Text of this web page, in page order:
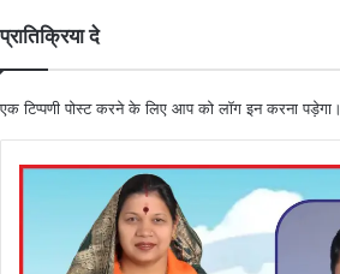
प्रातिक्रिया दे
एक टिप्पणी पोस्ट करने के लिए आप कोलॉग इनकरना पड़ेगा।